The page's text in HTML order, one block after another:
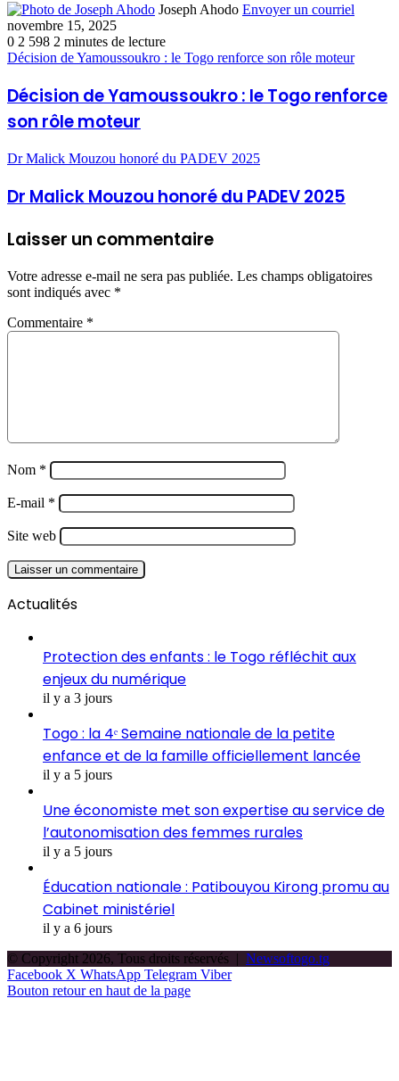
Joseph Ahodo Envoyer un courriel
novembre 15, 2025
0 2 598 2 minutes de lecture
Décision de Yamoussoukro : le Togo renforce son rôle moteur
Décision de Yamoussoukro : le Togo renforce
son rôle moteur
Dr Malick Mouzou honoré du PADEV 2025
Dr Malick Mouzou honoré du PADEV 2025
Laisser un commentaire
Votre adresse e-mail ne sera pas publiée. Les champs obligatoires
sont indiqués avec *
Commentaire *
Nom *
E-mail *
Site web
Actualités
Protection des enfants : le Togo réfléchit aux
enjeux du numérique
il y a 3 jours
Togo : la 4ᵉ Semaine nationale de la petite
enfance et de la famille officiellement lancée
il y a 5 jours
Une économiste met son expertise au service de
l’autonomisation des femmes rurales
il y a 5 jours
Éducation nationale : Patibouyou Kirong promu au
Cabinet ministériel
il y a 6 jours
© Copyright 2026, Tous droits réservés | Newsoftogo.tg
Facebook X WhatsApp Telegram Viber
Bouton retour en haut de la page